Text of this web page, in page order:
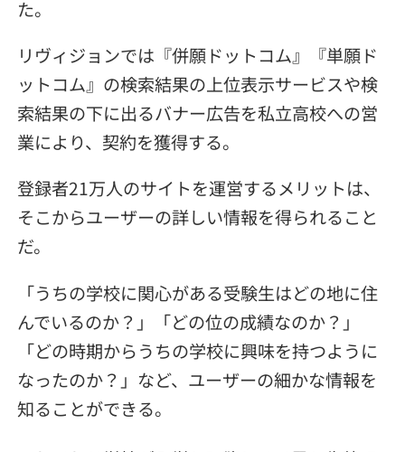
た。
リヴィジョンでは『併願ドットコム』『単願ド
ットコム』の検索結果の上位表示サービスや検
索結果の下に出るバナー広告を私立高校への営
業により、契約を獲得する。
登録者21万人のサイトを運営するメリットは、
そこからユーザーの詳しい情報を得られること
だ。
「うちの学校に関心がある受験生はどの地に住
んでいるのか？」「どの位の成績なのか？」
「どの時期からうちの学校に興味を持つように
なったのか？」など、ユーザーの細かな情報を
知ることができる。